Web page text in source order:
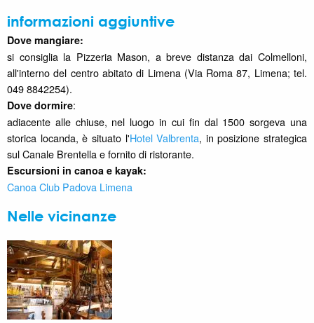
informazioni aggiuntive
Dove mangiare:
si consiglia la Pizzeria Mason, a breve distanza dai Colmelloni,
all'interno del centro abitato di Limena (Via Roma 87, Limena; tel.
049 8842254).
Dove dormire:
adiacente alle chiuse, nel luogo in cui fin dal 1500 sorgeva una
storica locanda, è situato l'Hotel Valbrenta, in posizione strategica
sul Canale Brentella e fornito di ristorante.
Escursioni in canoa e kayak:
Canoa Club Padova Limena
Nelle vicinanze